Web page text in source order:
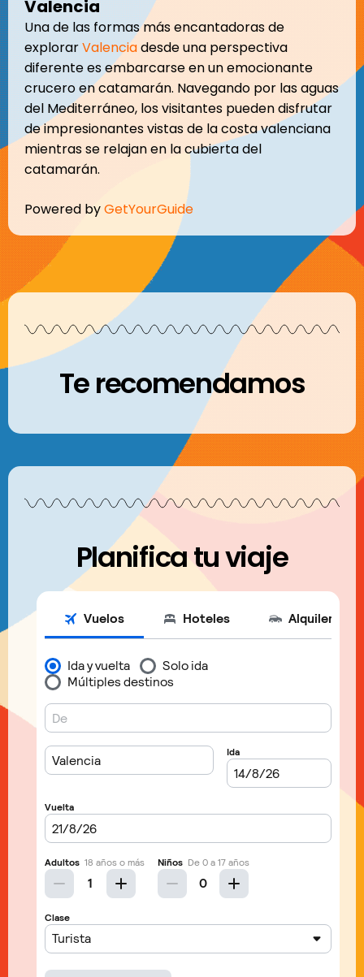
Valencia
Una de las formas más encantadoras de
explorarValenciadesde una perspectiva
diferente es embarcarse en un emocionante
crucero en catamarán. Navegando por las aguas
del Mediterráneo, los visitantes pueden disfrutar
de impresionantes vistas de la costa valenciana
mientras se relajan en la cubierta del
catamarán.
Powered byGetYourGuide
Te recomendamos
Planifica tu viaje